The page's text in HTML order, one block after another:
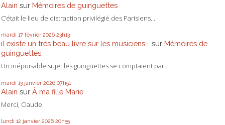
Alain sur Mémoires de guinguettes
C’était le lieu de distraction privilégié des Parisiens...
mardi 17 février 2026 23h13
il existe un très beau livre sur les musiciens... sur Mémoires de
guinguettes
Un inépuisable sujet les guinguettes se comptaient par...
mardi 13 janvier 2026 07h51
Alain sur À ma fille Marie
Merci, Claude.
lundi 12 janvier 2026 20h55